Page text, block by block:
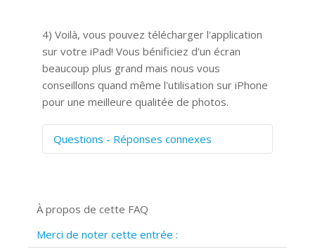
4) Voilà, vous pouvez télécharger l'application
sur votre iPad! Vous bénificiez d'un écran
beaucoup plus grand mais nous vous
conseillons quand même l'utilisation sur iPhone
pour une meilleure qualitée de photos.
Questions - Réponses connexes
Prise de vue 360°
?
À propos de cette FAQ
Merci de noter cette entrée :